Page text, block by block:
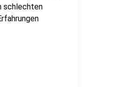
schlechten